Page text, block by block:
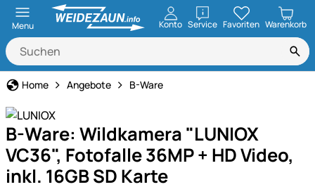
Menu Konto ServiceöffnenFavoriten Warenkorb
Home Angebote B-Ware
B-Ware: Wildkamera "LUNIOX
VC36", Fotofalle 36MP + HD Video,
inkl. 16GB SD Karte